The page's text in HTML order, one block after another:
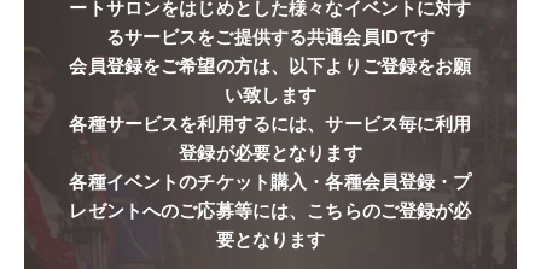
ートサロンをはじめとした様々なイベントに対す
るサービスをご提供する共通会員IDです
会員登録をご希望の方は、以下よりご登録をお願
い致します
各種サービスを利用するには、サービス毎に利用
登録が必要となります
各種イベントのチケット購入・各種会員登録・プ
レゼントへのご応募等には、こちらのご登録が必
要となります